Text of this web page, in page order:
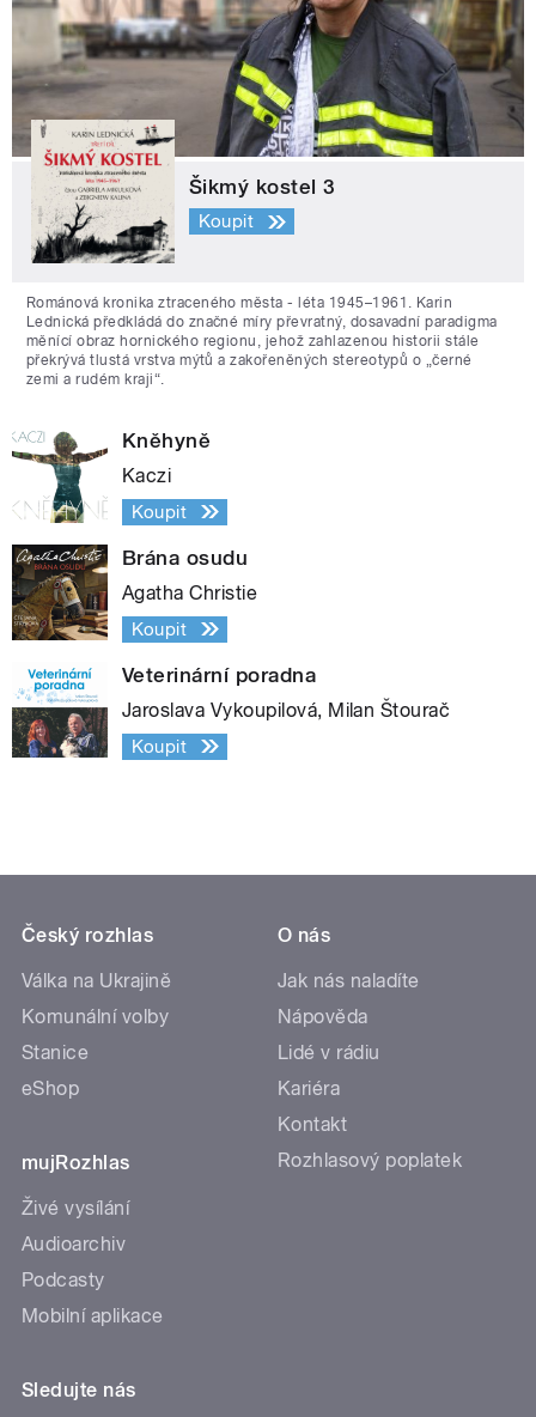
Šikmý kostel 3
Koupit
Románová kronika ztraceného města - léta 1945–1961. Karin
Lednická předkládá do značné míry převratný, dosavadní paradigma
měnící obraz hornického regionu, jehož zahlazenou historii stále
překrývá tlustá vrstva mýtů a zakořeněných stereotypů o „černé
zemi a rudém kraji“.
Kněhyně
Kaczi
Koupit
Brána osudu
Agatha Christie
Koupit
Veterinární poradna
Jaroslava Vykoupilová, Milan Štourač
Koupit
Český rozhlas
Válka na Ukrajině
Komunální volby
Stanice
eShop
mujRozhlas
Živé vysílání
Audioarchiv
Podcasty
Mobilní aplikace
O nás
Jak nás naladíte
Nápověda
Lidé v rádiu
Kariéra
Kontakt
Rozhlasový poplatek
Sledujte nás